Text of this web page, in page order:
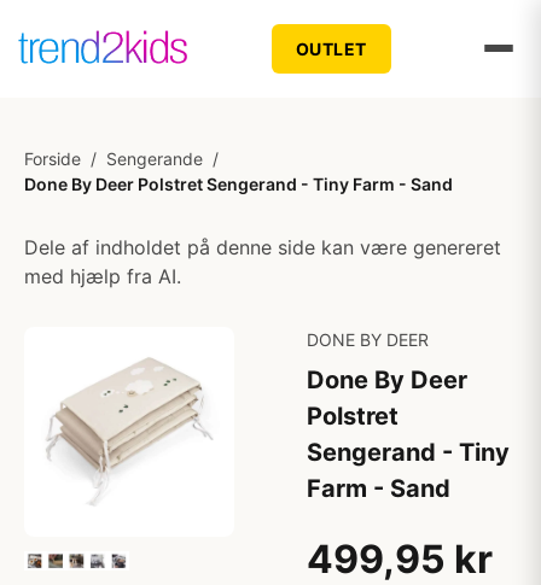
OUTLET
Forside / Sengerande /
Done By Deer Polstret Sengerand - Tiny Farm - Sand
Dele af indholdet på denne side kan være genereret
med hjælp fra AI.
DONE BY DEER
Done By Deer
Polstret
Sengerand - Tiny
Farm - Sand
499,95 kr